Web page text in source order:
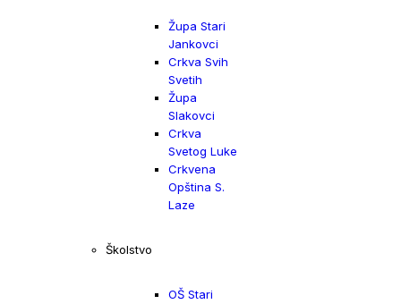
Župa Stari
Jankovci
Crkva Svih
Svetih
Župa
Slakovci
Crkva
Svetog Luke
Crkvena
Opština S.
Laze
Školstvo
OŠ Stari